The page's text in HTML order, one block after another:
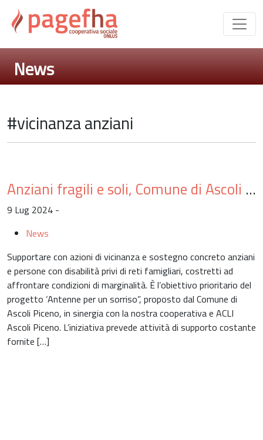
News
#vicinanza anziani
Anziani fragili e soli, Comune di Ascoli e Pagefha in campo con il progetto “Antenne per un sorriso”
9 Lug 2024 -
News
Supportare con azioni di vicinanza e sostegno concreto anziani
e persone con disabilità privi di reti famigliari, costretti ad
affrontare condizioni di marginalità. È l’obiettivo prioritario del
progetto ‘Antenne per un sorriso”, proposto dal Comune di
Ascoli Piceno, in sinergia con la nostra cooperativa e ACLI
Ascoli Piceno. L’iniziativa prevede attività di supporto costante
fornite […]